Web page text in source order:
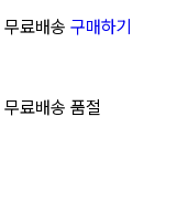
무료배송 구매하기
무료배송 품절